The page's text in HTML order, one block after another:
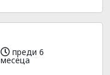
преди 6
месеца